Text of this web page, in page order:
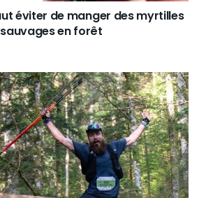
éviter de manger des myrtilles
en forêt